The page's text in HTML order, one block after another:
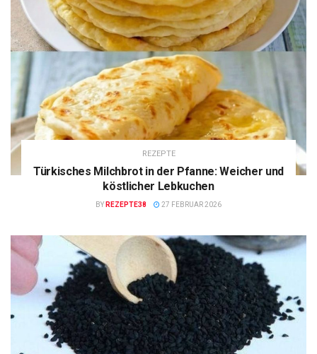
REZEPTE
Türkisches Milchbrot in der Pfanne: Weicher und
köstlicher Lebkuchen
BY REZEPTE38 27 FEBRUAR 2026